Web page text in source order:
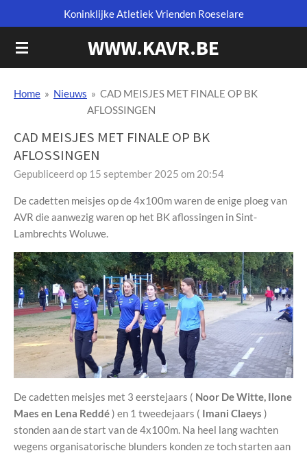
direct
naar
WWW.KAVR.BE
Koninklijke Atletiek Vrienden Roeselare
Home » Nieuws » CAD MEISJES MET FINALE OP BK
AFLOSSINGEN
CAD MEISJES MET FINALE OP BK
AFLOSSINGEN
Gepubliceerd op 15 september 2025 om 20:54
De cadetten meisjes op de 4x100m waren de enige ploeg van
AVR die aanwezig waren op het BK aflossingen in Sint-
Lambrechts Woluwe.
De cadetten meisjes met 3 eerstejaars ( Noor De Witte, Ilone
Maes en Lena Reddé) en 1 tweedejaars ( Imani Claeys )
stonden aan de start van de 4x100m. Na heel lang wachten
wegens organisatorische blunders konden ze toch starten aan